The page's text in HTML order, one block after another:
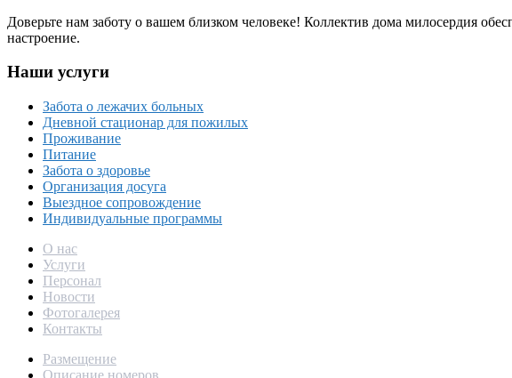
Доверьте нам заботу о вашем близком человеке! Коллектив дома милосердия
настроение.
Наши услуги
Забота о лежачих больных
Дневной стационар для пожилых
Проживание
Питание
Забота о здоровье
Организация досуга
Выездное сопровождение
Индивидуальные программы
О нас
Услуги
Персонал
Новости
Фотогалерея
Контакты
Размещение